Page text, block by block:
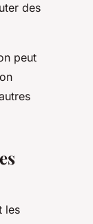
des
peut
les